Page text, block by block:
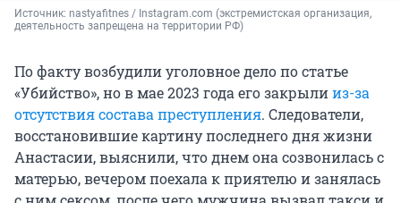
Источник: nastyafitnes / Instagram.com (экстремистская организация,
деятельность запрещена на территории РФ)
По факту возбудили уголовное дело по статье
«Убийство», но в мае 2023 года его закрылииз-за
отсутствия состава преступления. Следователи,
восстановившие картину последнего дня жизни
Анастасии, выяснили, что днем она созвонилась с
матерью, вечером поехала к приятелю и занялась